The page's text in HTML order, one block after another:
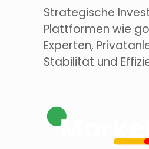
Strategische
Plattformen wie
Experten,
Stabilität und